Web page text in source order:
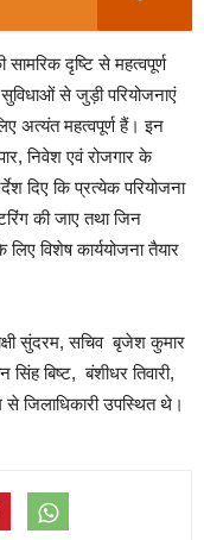
सामरिक दृष्टि से महत्वपूर्ण
से जुड़ी परियोजनाएं
अत्यंत महत्वपूर्ण हैं। इन
निवेश एवं रोजगार के
दिए कि प्रत्येक परियोजना
की जाए तथा जिन
विशेष कार्ययोजना तैयार
सुंदरम, सचिव बृजेश कुमार
बिष्ट, बंशीधर तिवारी,
से जिलाधिकारी उपस्थित थे।